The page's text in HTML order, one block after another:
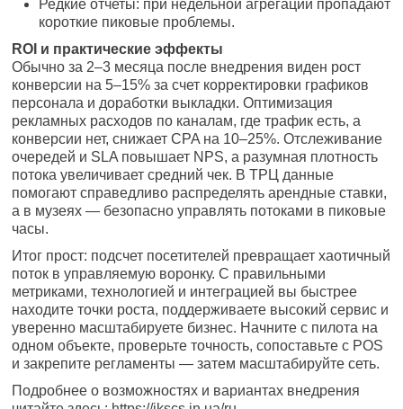
Редкие отчеты: при недельной агрегации пропадают
короткие пиковые проблемы.
ROI и практические эффекты
Обычно за 2–3 месяца после внедрения виден рост
конверсии на 5–15% за счет корректировки графиков
персонала и доработки выкладки. Оптимизация
рекламных расходов по каналам, где трафик есть, а
конверсии нет, снижает CPA на 10–25%. Отслеживание
очередей и SLA повышает NPS, а разумная плотность
потока увеличивает средний чек. В ТРЦ данные
помогают справедливо распределять арендные ставки,
а в музеях — безопасно управлять потоками в пиковые
часы.
Итог прост: подсчет посетителей превращает хаотичный
поток в управляемую воронку. С правильными
метриками, технологией и интеграцией вы быстрее
находите точки роста, поддерживаете высокий сервис и
уверенно масштабируете бизнес. Начните с пилота на
одном объекте, проверьте точность, сопоставьте с POS
и закрепите регламенты — затем масштабируйте сеть.
Подробнее о возможностях и вариантах внедрения